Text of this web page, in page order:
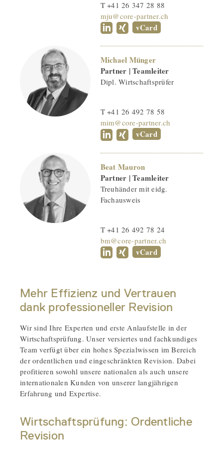
T +41 26 347 28 88
mju@core-partner.ch
vCard
Michael Münger
Partner | Teamleiter
Dipl. Wirtschaftsprüfer
T +41 26 492 78 58
mim@core-partner.ch
vCard
Beat Mauron
Partner | Teamleiter
Treuhänder mit eidg.
Fachausweis
T +41 26 492 78 24
bm@core-partner.ch
vCard
Mehr Effizienz und Vertrauen
dank professioneller Revision
Wir sind Ihre Experten und erste Anlaufstelle in der
Wirtschaftsprüfung. Unser versiertes und fachkundiges
Team verfügt über ein hohes Spezialwissen im Bereich
der ordentlichen und eingeschränkten Revision. Dabei
profitieren sowohl unsere nationalen als auch unsere
internationalen Kunden von unserer langjährigen
Erfahrung und Expertise.
Wirtschaftsprüfung: Ordentliche
Revision